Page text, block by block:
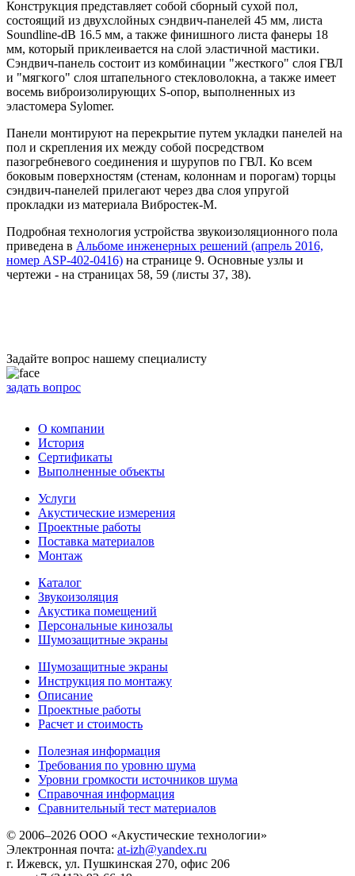
Конструкция представляет собой сборный сухой пол,
состоящий из двухслойных сэндвич-панелей 45 мм, листа
Soundline-dB 16.5 мм, а также финишного листа фанеры 18
мм, который приклеивается на слой эластичной мастики.
Сэндвич-панель состоит из комбинации "жесткого" слоя ГВЛ
и "мягкого" слоя штапельного стекловолокна, а также имеет
восемь виброизолирующих S-опор, выполненных из
эластомера Sylomer.
Панели монтируют на перекрытие путем укладки панелей на
пол и скрепления их между собой посредством
пазогребневого соединения и шурупов по ГВЛ. Ко всем
боковым поверхностям (стенам, колоннам и порогам) торцы
сэндвич-панелей прилегают через два слоя упругой
прокладки из материала Вибростек-М.
Подробная технология устройства звукоизоляционного пола
приведена в Альбоме инженерных решений (апрель 2016,
номер ASP-402-0416) на странице 9. Основные узлы и
чертежи - на страницах 58, 59 (листы 37, 38).
Задайте вопрос нашему специалисту
задать вопрос
О компании
История
Сертификаты
Выполненные объекты
Услуги
Акустические измерения
Проектные работы
Поставка материалов
Монтаж
Каталог
Звукоизоляция
Акустика помещений
Персональные кинозалы
Шумозащитные экраны
Шумозащитные экраны
Инструкция по монтажу
Описание
Проектные работы
Расчет и стоимость
Полезная информация
Требования по уровню шума
Уровни громкости источников шума
Справочная информация
Сравнительный тест материалов
© 2006–2026 ООО «Акустические технологии»
Электронная почта: at-izh@yandex.ru
г. Ижевск, ул. Пушкинская 270, офис 206